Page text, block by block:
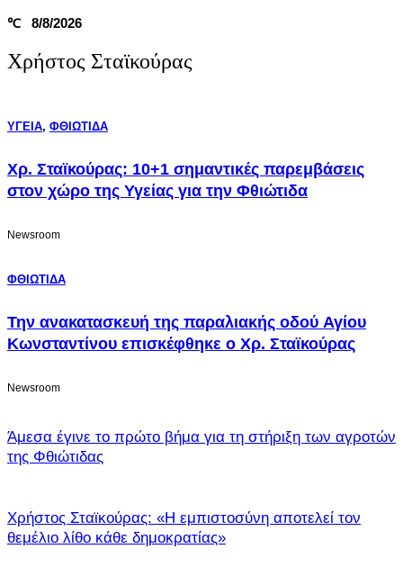
℃ 8/8/2026
Χρήστος Σταϊκούρας
ΥΓΕΙΑ, ΦΘΙΩΤΙΔΑ
Χρ. Σταϊκούρας: 10+1 σημαντικές παρεμβάσεις
στον χώρο της Υγείας για την Φθιώτιδα
Newsroom
ΦΘΙΩΤΙΔΑ
Την ανακατασκευή της παραλιακής οδού Αγίου
Κωνσταντίνου επισκέφθηκε ο Χρ. Σταϊκούρας
Newsroom
Άμεσα έγινε το πρώτο βήμα για τη στήριξη των αγροτών
της Φθιώτιδας
Χρήστος Σταϊκούρας: «Η εμπιστοσύνη αποτελεί τον
θεμέλιο λίθο κάθε δημοκρατίας»